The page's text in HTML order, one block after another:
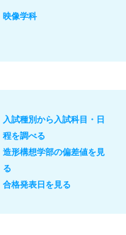
映像学科
入試種別から入試科目・日
程を調べる
造形構想学部の偏差値を見
る
合格発表日を見る